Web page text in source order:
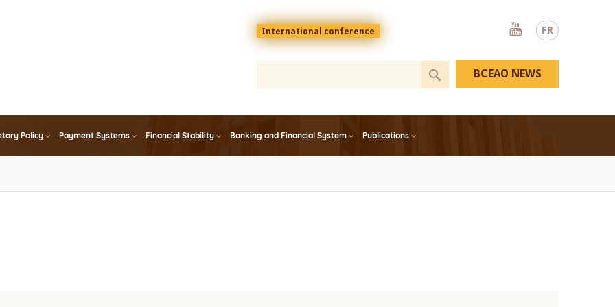
FR
Menu
top
En
International conference
Youtube
Policy Payment Systems Financial Stability Banking and Financial System Publications
BCEAO NEWS